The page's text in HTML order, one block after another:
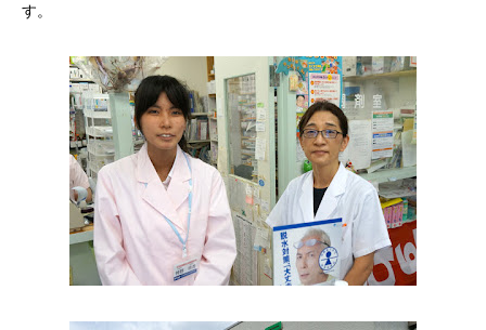
資料請求
入試情報
支援制度
よくある質問
お問い合わせ
アクセス
す。